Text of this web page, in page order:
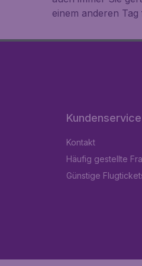
einem anderen
Kundenservice
Kontakt
Häufig gestellte
Günstige